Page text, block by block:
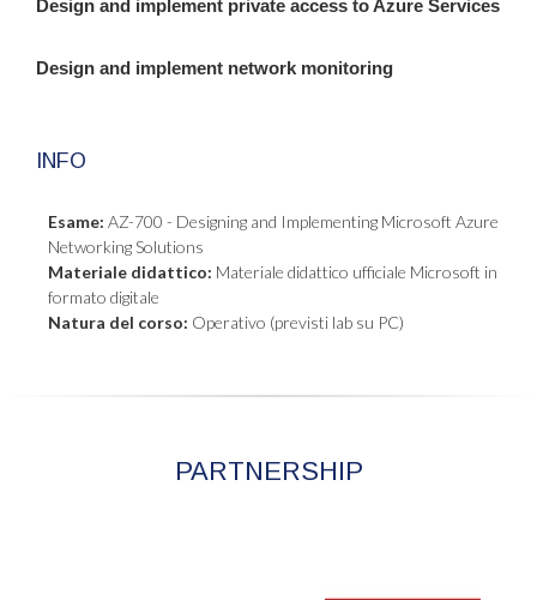
Design and implement private access to Azure Services
Design and implement network monitoring
INFO
Esame: AZ-700 - Designing and Implementing Microsoft Azure
Networking Solutions
Materiale didattico: Materiale didattico ufficiale Microsoft in
formato digitale
Natura del corso: Operativo (previsti lab su PC)
PARTNERSHIP